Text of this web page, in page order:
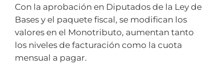
Con la aprobación en Diputados de la Ley de
Bases y el paquete fiscal, se modifican los
valores en el Monotributo, aumentan tanto
los niveles de facturación como la cuota
mensual a pagar.